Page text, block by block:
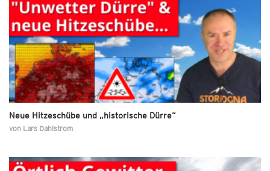
Neue Hitzeschübe und „historische Dürre“
von Lars Dahlstrom